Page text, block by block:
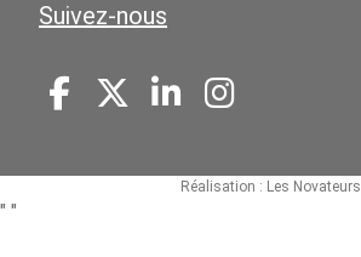
Suivez-nous
Réalisation : Les Novateurs
" "